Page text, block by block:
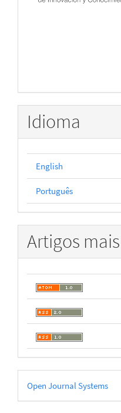
Idioma
English
Português
Artigos
Desenvolvido
por
Open Journal Systems